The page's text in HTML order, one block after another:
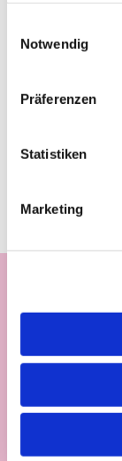
Notwendig
Präferenzen
Statistiken
Marketing